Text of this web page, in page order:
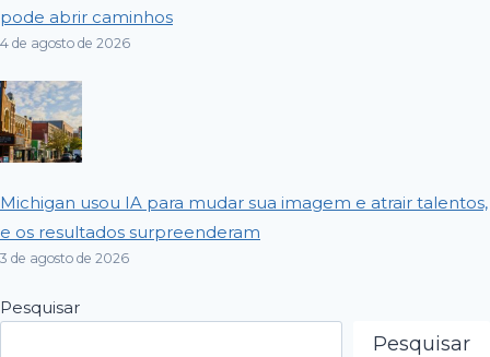
pode abrir caminhos
4 de agosto de 2026
Michigan usou IA para mudar sua imagem e atrair talentos,
e os resultados surpreenderam
3 de agosto de 2026
Pesquisar
Pesquisar